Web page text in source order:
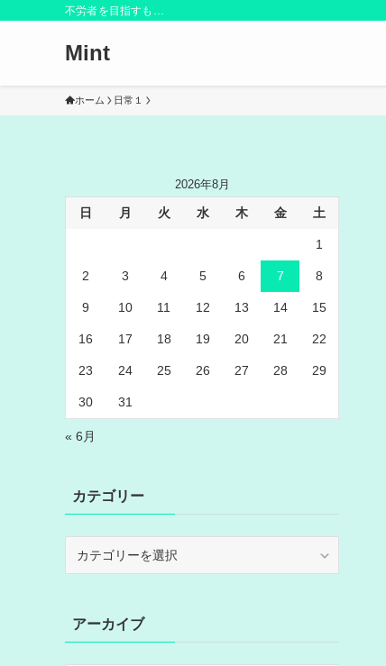
不労者を目指すも…
Mint
ホーム 日常１
2026年8月
日 月 火 水 木 金 土
1
2 3 4 5 6 7 8
9 10 11 12 13 14 15
16 17 18 19 20 21 22
23 24 25 26 27 28 29
30 31
« 6月
カテゴリー
ーアーカイブ